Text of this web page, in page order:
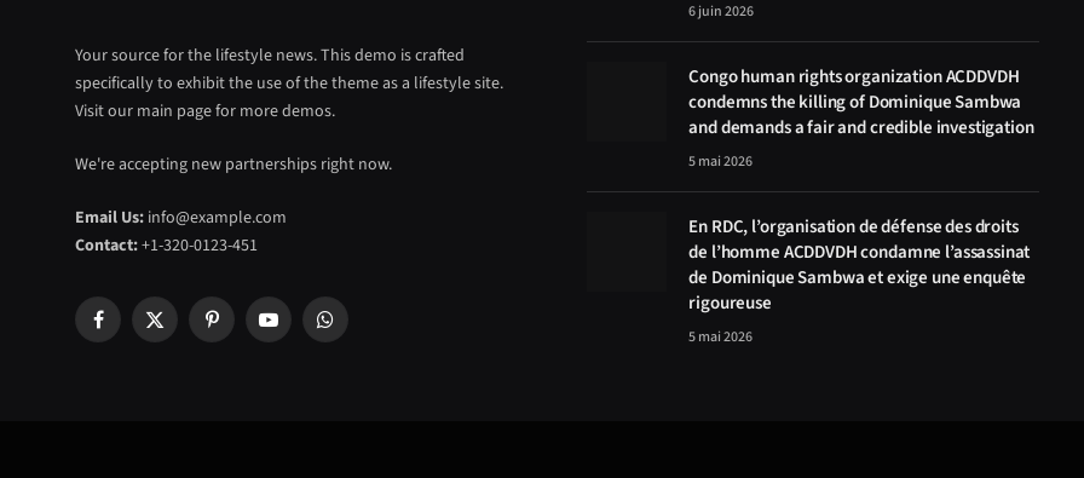
Your source for the lifestyle news. This demo is crafted
specifically to exhibit the use of the theme as a lifestyle site.
Visit our main page for more demos.
We're accepting new partnerships right now.
Email Us: info@example.com
Contact:+1-320-0123-451
Facebook
X
PinterestYouTubeWhatsApp
6 juin 2026
Congo human rights organization ACDDVDH
condemns the killing of Dominique Sambwa
and demands a fair and credible investigation
5 mai 2026
En RDC, l’organisation de défense des droits
de l’homme ACDDVDH condamne l’assassinat
de Dominique Sambwa et exige une enquête
rigoureuse
5 mai 2026